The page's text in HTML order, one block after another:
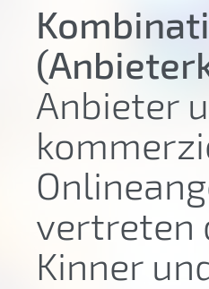
Anbieter
vertreten
Kinner